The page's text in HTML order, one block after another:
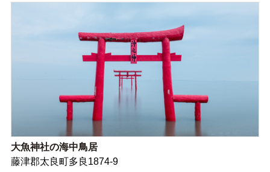
大魚神社の海中鳥居
藤津郡太良町多良1874-9